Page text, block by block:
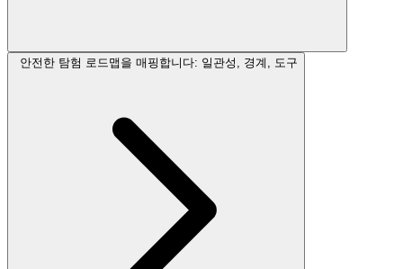
안전한 탐험 로드맵을 매핑합니다: 일관성, 경계, 도구